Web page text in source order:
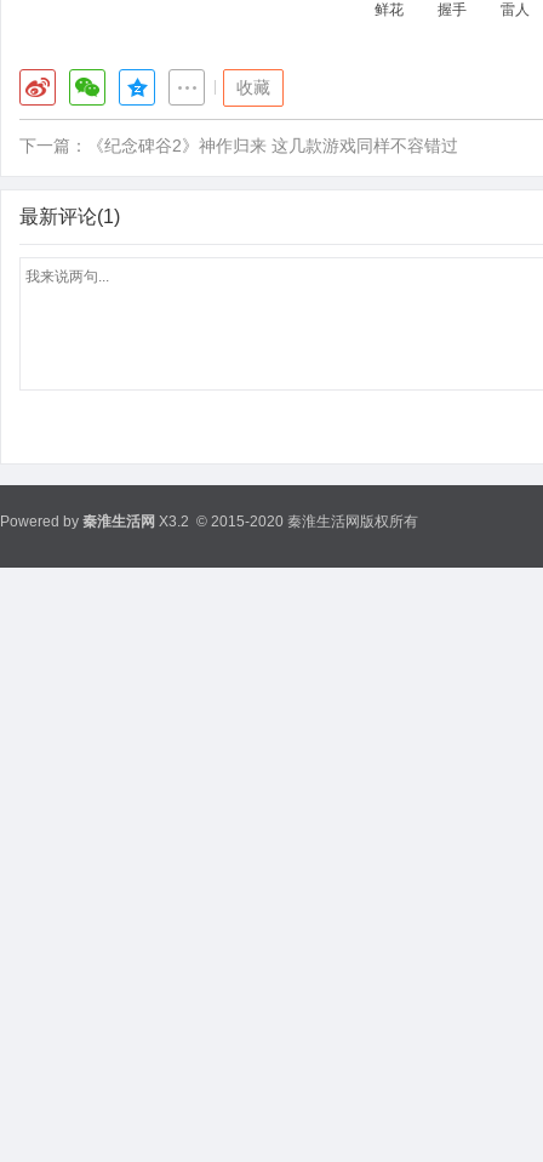
鲜花 握手 雷人
收藏
下一篇： 《纪念碑谷2》神作归来 这几款游戏同样不容错过
最新评论(1)
Powered by 秦淮生活网 X3.2 © 2015-2020 秦淮生活网版权所有